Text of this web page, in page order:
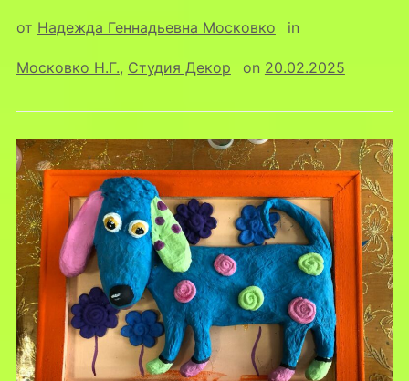
от Надежда Геннадьевна Московко in
Московко Н.Г., Студия Декор on 20.02.2025